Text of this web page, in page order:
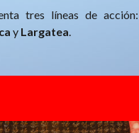
tres líneas de acción:
y Largatea.